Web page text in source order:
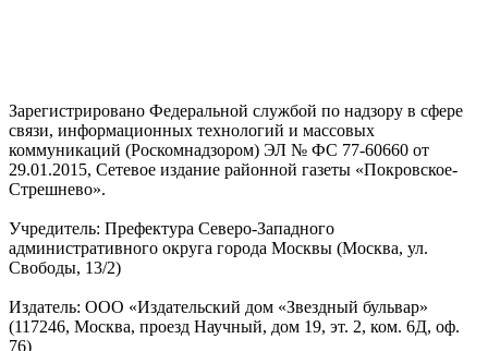
Зарегистрировано Федеральной службой по надзору в сфере
связи, информационных технологий и массовых
коммуникаций (Роскомнадзором) ЭЛ № ФС 77-60660 от
29.01.2015, Сетевое издание районной газеты «Покровское-
Стрешнево».
Учредитель: Префектура Северо-Западного
административного округа города Москвы (Москва, ул.
Свободы, 13/2)
Издатель: ООО «Издательский дом «Звездный бульвар»
(117246, Москва, проезд Научный, дом 19, эт. 2, ком. 6Д, оф.
76)